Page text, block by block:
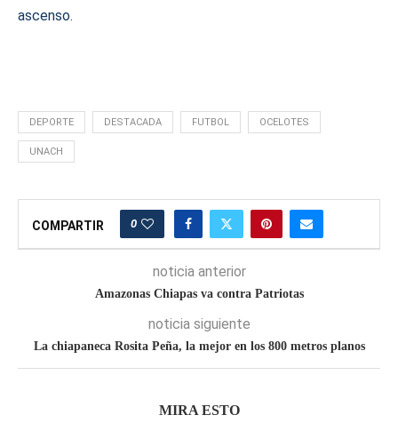
ascenso.
DEPORTE DESTACADA FUTBOL OCELOTES
UNACH
COMPARTIR 0
noticia anterior
Amazonas Chiapas va contra Patriotas
noticia siguiente
La chiapaneca Rosita Peña, la mejor en los 800 metros planos
MIRA ESTO